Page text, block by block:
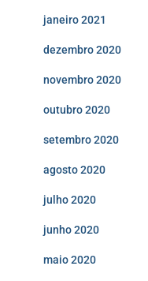
janeiro 2021
dezembro 2020
novembro 2020
outubro 2020
setembro 2020
agosto 2020
julho 2020
junho 2020
maio 2020